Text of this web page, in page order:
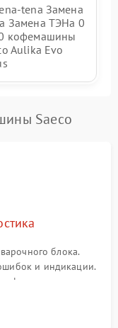
tena Замена
Замена ТЭНа 0
кофемашины
Aulika Evo
Saeco
блока.
и индикации.
на слух.
для выявления